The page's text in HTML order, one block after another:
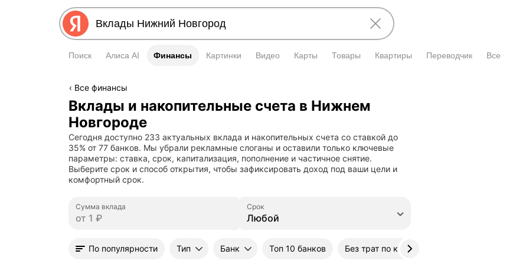
Поиск Алиса AI Финансы
Финансы Картинки Видео Карты Товары Квартиры Переводчик Все
Все финансы
Вклады и накопительные счета в Нижнем
Новгороде
Сегодня доступно 233 актуальных вклада и накопительных счета со ставкой до
35% от 77 банков. Мы убрали рекламные слоганы и оставили только ключевые
параметры: ставка, срок, капитализация, пополнение и частичное снятие.
Выберите срок и способ открытия, чтобы зафиксировать доход под ваши цели и
комфортный срок.
Сумма вклада
Любой
Срок
По популярности Тип Банк Топ 10 банков Без трат по карте